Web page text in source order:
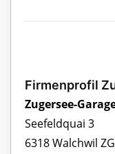
Firmenprofil
Zugersee-
Seefeldquai 3
6318 Walchwil ZG